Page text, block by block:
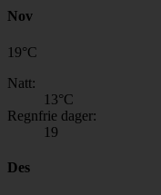
Nov
19°C
Natt:
13°C
Regnfrie dager:
19
Des